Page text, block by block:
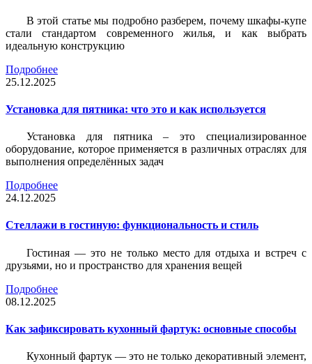
В этой статье мы подробно разберем, почему шкафы-купе
стали стандартом современного жилья, и как выбрать
идеальную конструкцию
Подробнее
25.12.2025
Установка для пятника: что это и как используется
Установка для пятника – это специализированное
оборудование, которое применяется в различных отраслях для
выполнения определённых задач
Подробнее
24.12.2025
Стеллажи в гостиную: функциональность и стиль
Гостиная — это не только место для отдыха и встреч с
друзьями, но и пространство для хранения вещей
Подробнее
08.12.2025
Как зафиксировать кухонный фартук: основные способы
Кухонный фартук — это не только декоративный элемент,